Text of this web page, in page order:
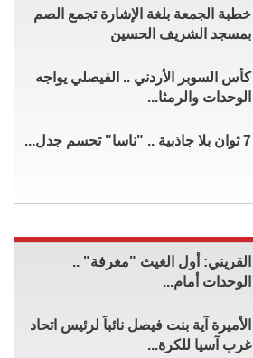
خطبة الجمعة بلغة الإشارة تجمع الصم
بمسجد الشريف الحسين
كأس السوبر الأردني .. الفيصلي يواجه
الوحدات والرمثا...
7 ثوان بلا جاذبية .. "ناسا" تحسم جدل...
القريني: أول الغيث "مغرفة" ..
الوحدات أمام...
الأميرة آية بنت فيصل نائباً لرئيس اتحاد
غرب آسيا للكرة...